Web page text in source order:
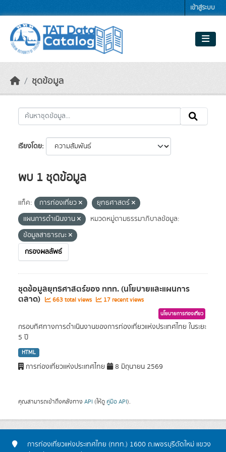
เข้าสู่ระบบ
ชุดข้อมูล
เรียงโดย
พบ 1 ชุดข้อมูล
แท็ค: การท่องเที่ยว
ยุทธศาสตร์
แผนการดำเนินงาน
หมวดหมู่ตามธรรมาภิบาลข้อมูล:
ข้อมูลสาธารณะ
กรองผลลัพธ์
ชุดข้อมูลยุทธศาสตร์ของ ททท. (นโยบายและแผนการ
ตลาด) 663 total views 17 recent views
นโยบายการท่องเที่ยว
กรอบทิศทางการดำเนินงานของการท่องเที่ยวแห่งประเทศไทย ในระยะ
5 ปี
HTML
การท่องเที่ยวแห่งประเทศไทย 8 มิถุนายน 2569
คุณสามารถเข้าถึงคลังทาง API (ให้ดู คู่มือ API).
การท่องเที่ยวแห่งประเทศไทย (ททท.) 1600 ถ.เพชรบุรีตัดใหม่ แขวง